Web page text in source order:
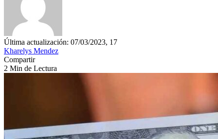
Última actualización: 07/03/2023, 17
Kharelys Mendez
Compartir
2 Min de Lectura